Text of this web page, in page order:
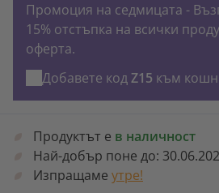
Промоция на седмицата -
15% отстъпка на всички
оферта.
Добавете кодZ15 към
Продуктът е в наличност
Най-добър поне до:
Изпращаме утре!